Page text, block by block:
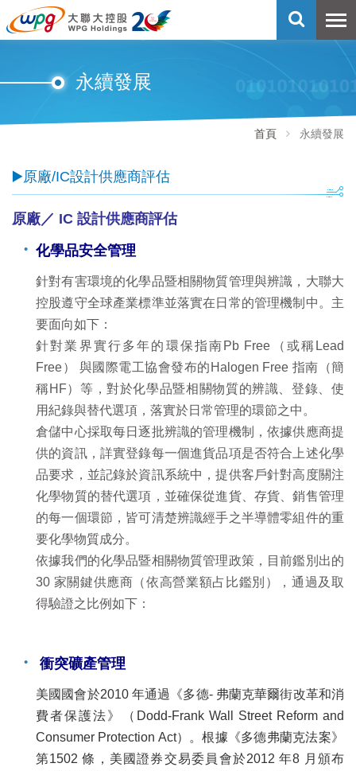
永續發展
首頁 永續發展
▶️原廠/IC設計供應商評估
原廠／ IC 設計供應商評估
化學品安全管理
針對有害環境的化學品暨相關物質管理與辨識，大聯大
控股遵守全球產業標準並落實在日常的管理機制中。主
要面向如下：
針對業界實行多年的環保指南Pb Free（或稱Lead
Free） 與國際電工協會發布的Halogen Free 指南（簡
稱HF）等，對於化學品暨相關物質的辨識、登錄、使
用紀錄與替代選項，落實於日常管理的環節之中。
倉儲中心採取每日逐批辨識的管理機制，依據供應商提
供的資訊，詳實登錄每一個進貨品項是否符合上述化學
品要求，並記錄於資訊系統中，提供客戶針對高度關注
化學物質的替代選項，並確保從進貨、存貨、銷售管理
的每一個環節，皆可清楚辨識經手之半導體零組件的重
要化學物質成分。
依據我們的化學品暨相關物質管理政策，目前鑑別出的
30 家關鍵供應商（依高營業額占比鑑別），通過及取
得驗證之比例如下：
衝突礦產管理
美國國會於2010 年通過《多德- 弗蘭克華爾街改革和消
費者保護法》（Dodd-Frank Wall Street Reform and
Consumer Protection Act）。根據《多德弗蘭克法案》
第1502 條，美國證券交易委員會於2012 年8 月頒布